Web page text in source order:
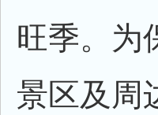
旺季。为
景区及周